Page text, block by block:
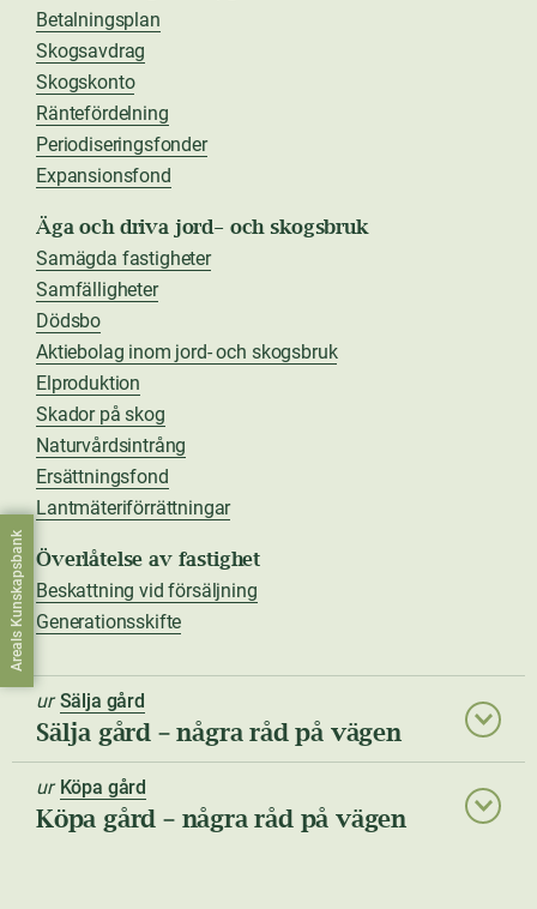
Areals Kunskapsbank
Betalningsplan
Skogsavdrag
Skogskonto
Räntefördelning
Periodiseringsfonder
Expansionsfond
Äga och driva jord- och skogsbruk
Samägda fastigheter
Samfälligheter
Dödsbo
Aktiebolag inom jord- och skogsbruk
Elproduktion
Skador på skog
Naturvårdsintrång
Ersättningsfond
Lantmäteriförrättningar
Överlåtelse av fastighet
Beskattning vid försäljning
Generationsskifte
ur Sälja gård
Sälja gård – några råd på vägen
ur Köpa gård
Köpa gård – några råd på vägen